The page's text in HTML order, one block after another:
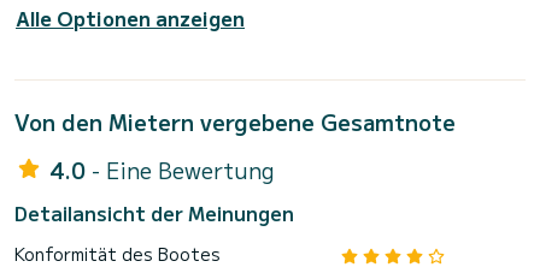
Alle Optionen anzeigen
Von den Mietern vergebene Gesamtnote
4.0 - Eine Bewertung
Detailansicht der Meinungen
Konformität des Bootes